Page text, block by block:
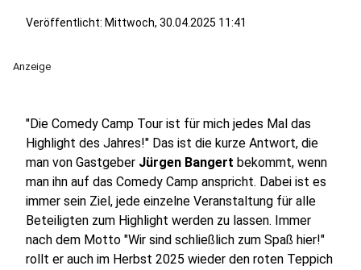
Veröffentlicht: Mittwoch, 30.04.2025 11:41
Anzeige
"Die Comedy Camp Tour ist für mich jedes Mal das
Highlight des Jahres!" Das ist die kurze Antwort, die
man von Gastgeber Jürgen Bangert bekommt, wenn
man ihn auf das Comedy Camp anspricht. Dabei ist es
immer sein Ziel, jede einzelne Veranstaltung für alle
Beteiligten zum Highlight werden zu lassen. Immer
nach dem Motto "Wir sind schließlich zum Spaß hier!"
rollt er auch im Herbst 2025 wieder den roten Teppich